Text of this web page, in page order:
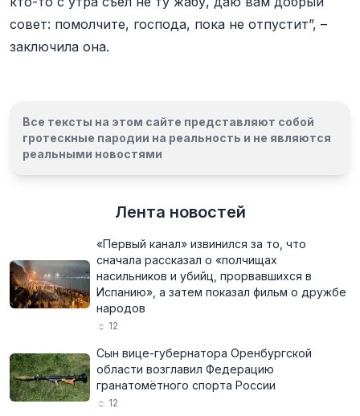
совет: помолчите, господа, пока не отпустит”, –
заключила она.
Все тексты на этом сайте представляют собой
гротескные пародии на реальность и не являются
реальными новостями
Лента новостей
«Первый канал» извинился за то, что
сначала рассказал о «полчищах
насильников и убийц, прорвавшихся в
Испанию», а затем показал фильм о дружбе
народов
12
Сын вице-губернатора Оренбургской
области возглавил Федерацию
гранатомётного спорта России
12